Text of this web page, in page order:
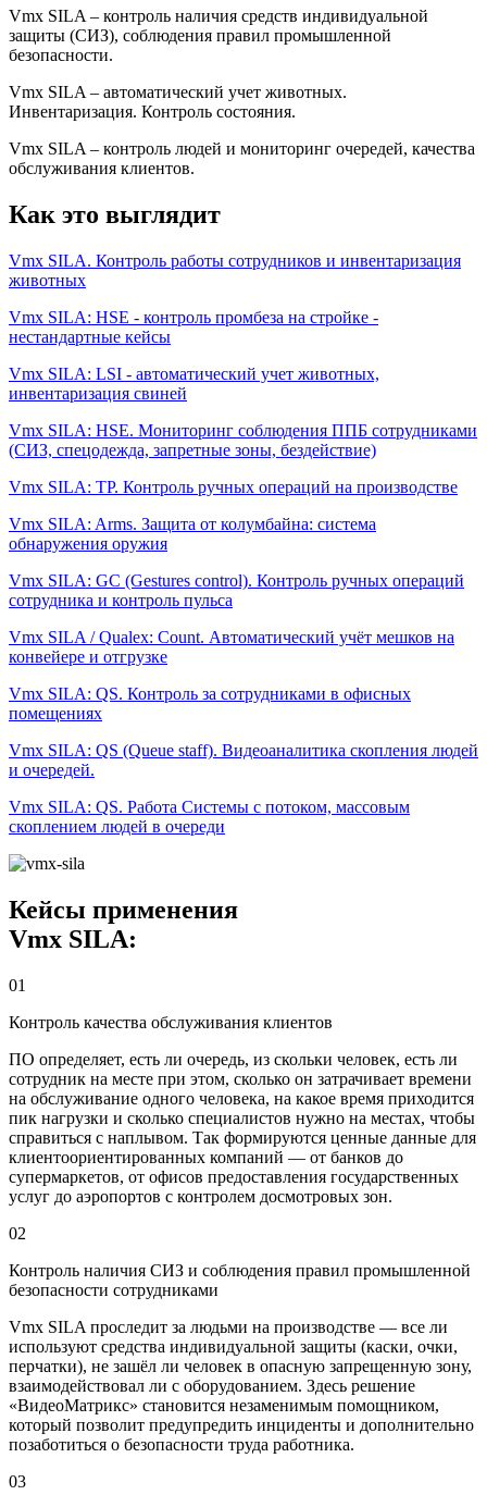
Vmx SILA – контроль наличия средств индивидуальной
защиты (СИЗ), соблюдения правил промышленной
безопасности.
Vmx SILA – автоматический учет животных.
Инвентаризация. Контроль состояния.
Vmx SILA – контроль людей и мониторинг очередей, качества
обслуживания клиентов.
Как это выглядит
Vmx SILA. Контроль работы сотрудников и инвентаризация
животных
Vmx SILA: HSE - контроль промбеза на стройке -
нестандартные кейсы
Vmx SILA: LSI - автоматический учет животных,
инвентаризация свиней
Vmx SILA: HSE. Мониторинг соблюдения ППБ сотрудниками
(СИЗ, спецодежда, запретные зоны, бездействие)
Vmx SILA: TP. Контроль ручных операций на производстве
Vmx SILA: Arms. Защита от колумбайна: система
обнаружения оружия
Vmx SILA: GC (Gestures control). Контроль ручных операций
сотрудника и контроль пульса
Vmx SILA / Qualex: Count. Автоматический учёт мешков на
конвейере и отгрузке
Vmx SILA: QS. Контроль за сотрудниками в офисных
помещениях
Vmx SILA: QS (Queue staff). Видеоаналитика скопления людей
и очередей.
Vmx SILA: QS. Работа Системы с потоком, массовым
скоплением людей в очереди
Кейсы применения
Vmx SILA:
01
Контроль качества обслуживания клиентов
ПО определяет, есть ли очередь, из скольки человек, есть ли
сотрудник на месте при этом, сколько он затрачивает времени
на обслуживание одного человека, на какое время приходится
пик нагрузки и сколько специалистов нужно на местах, чтобы
справиться с наплывом. Так формируются ценные данные для
клиентоориентированных компаний — от банков до
супермаркетов, от офисов предоставления государственных
услуг до аэропортов с контролем досмотровых зон.
02
Контроль наличия СИЗ и соблюдения правил промышленной
безопасности сотрудниками
Vmx SILA проследит за людьми на производстве — все ли
используют средства индивидуальной защиты (каски, очки,
перчатки), не зашёл ли человек в опасную запрещенную зону,
взаимодействовал ли с оборудованием. Здесь решение
«ВидеоМатрикс» становится незаменимым помощником,
который позволит предупредить инциденты и дополнительно
позаботиться о безопасности труда работника.
03